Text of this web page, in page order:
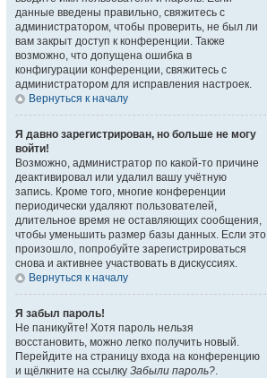
данные введены правильно, свяжитесь с
администратором, чтобы проверить, не был ли
вам закрыт доступ к конференции. Также
возможно, что допущена ошибка в
конфигурации конференции, свяжитесь с
администратором для исправления настроек.
Вернуться к началу
Я давно зарегистрирован, но больше не могу
войти!
Возможно, администратор по какой-то причине
деактивировал или удалил вашу учётную
запись. Кроме того, многие конференции
периодически удаляют пользователей,
длительное время не оставляющих сообщения,
чтобы уменьшить размер базы данных. Если это
произошло, попробуйте зарегистрироваться
снова и активнее участвовать в дискуссиях.
Вернуться к началу
Я забыл пароль!
Не паникуйте! Хотя пароль нельзя
восстановить, можно легко получить новый.
Перейдите на страницу входа на конференцию
и щёлкните на ссылку Забыли пароль?.